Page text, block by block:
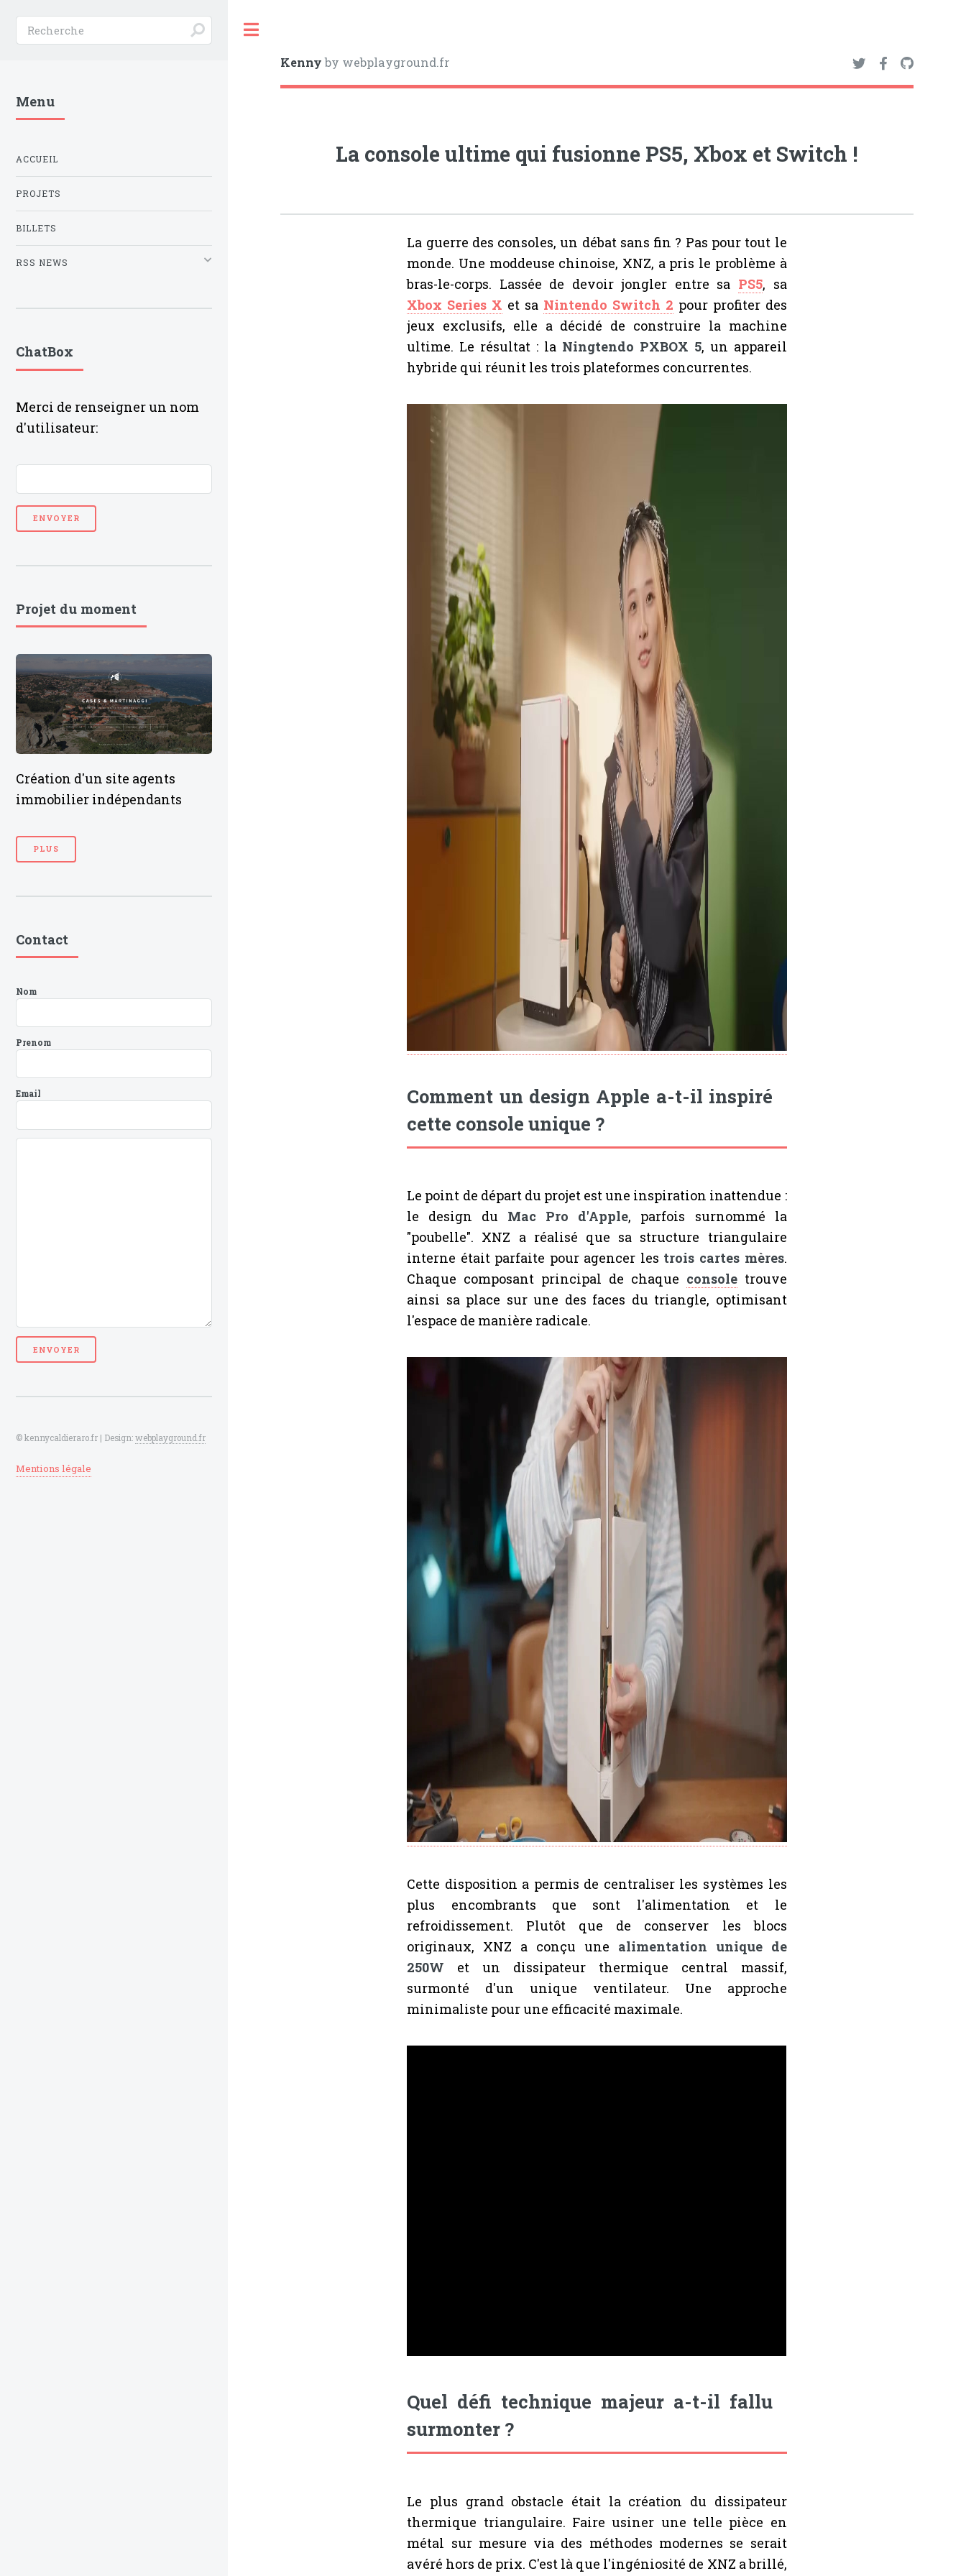
Kennyby webplayground.fr
La console ultime qui fusionne PS5, Xbox et Switch !
La guerre des consoles, un débat sans fin ? Pas pour tout le
monde. Une moddeuse chinoise, XNZ, a pris le problème à
bras-le-corps. Lassée de devoir jongler entre sa PS5, sa
Xbox Series X et sa Nintendo Switch 2 pour profiter des
jeux exclusifs, elle a décidé de construire la machine
ultime. Le résultat : la Ningtendo PXBOX 5, un appareil
hybride qui réunit les trois plateformes concurrentes.
Comment un design Apple a-t-il inspiré
cette console unique ?
Le point de départ du projet est une inspiration inattendue :
le design du Mac Pro d'Apple, parfois surnommé la
"poubelle". XNZ a réalisé que sa structure triangulaire
interne était parfaite pour agencer les trois cartes mères.
Chaque composant principal de chaque consoletrouve
ainsi sa place sur une des faces du triangle, optimisant
l'espace de manière radicale.
Cette disposition a permis de centraliser les systèmes les
plus encombrants que sont l'alimentation et le
refroidissement. Plutôt que de conserver les blocs
originaux, XNZ a conçu une alimentation unique de
250W et un dissipateur thermique central massif,
surmonté d'un unique ventilateur. Une approche
minimaliste pour une efficacité maximale.
Quel défi technique majeur a-t-il fallu
surmonter ?
Le plus grand obstacle était la création du dissipateur
thermique triangulaire. Faire usiner une telle pièce en
métal sur mesure via des méthodes modernes se serait
avéré hors de prix. C'est là que l'ingéniosité de XNZ a brillé,
Menu
ACCUEIL
PROJETS
BILLETS
RSS NEWS
ChatBox
Merci de renseigner un nom
d'utilisateur:
Projet du moment
Création d'un site agents
immobilier indépendants
PLUS
Contact
Nom
Prenom
Email
© kennycaldieraro.fr | Design: webplayground.fr
Mentions légale